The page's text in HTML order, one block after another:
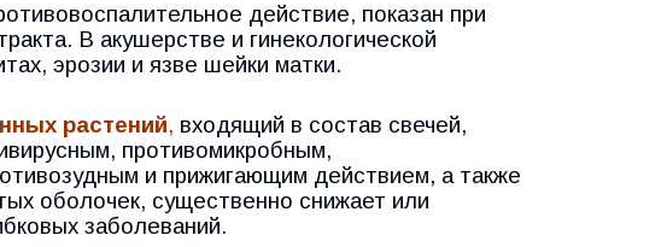
действие, показан при
В акушерстве и гинекологической
эрозии и язве шейки матки.
растений, входящий в состав свечей,
противомикробным,
и прижигающим действием, а также
оболочек, существенно снижает или
заболеваний.